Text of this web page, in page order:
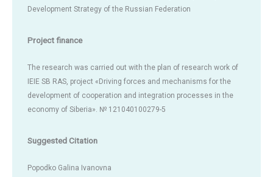
Development Strategy of the Russian Federation
Project finance
The research was carried out with the plan of research work of
IEIE SB RAS, project «Driving forces and mechanisms for the
development of cooperation and integration processes in the
economy of Siberia». № 121040100279-5
Suggested Citation
Popodko Galina Ivanovna